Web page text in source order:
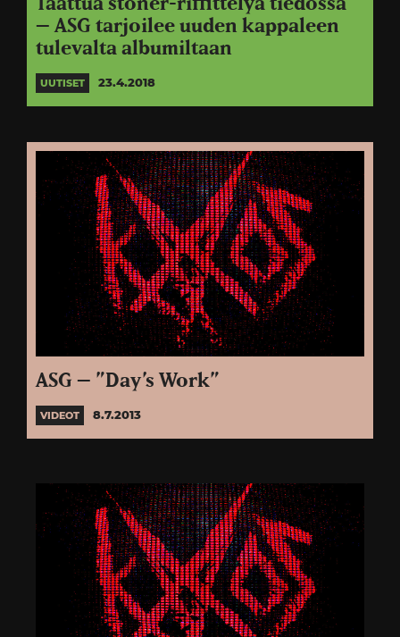
Taattua stoner-riffittelyä tiedossa
– ASG tarjoilee uuden kappaleen
tulevalta albumiltaan
UUTISET 23.4.2018
ASG – ”Day’s Work”
VIDEOT 8.7.2013